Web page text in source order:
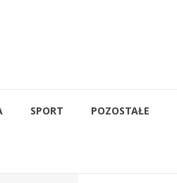
SPORT POZOSTAŁE